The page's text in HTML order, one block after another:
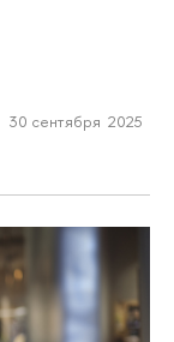
30 сентября 2025